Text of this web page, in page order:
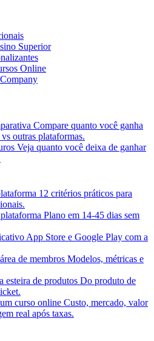
Superior
Online
Compare quanto você ganha
outras plataformas.
Veja quanto você deixa de ganhar
12 critérios práticos para
Plano em 14-45 dias sem
App Store e Google Play com a
de membros Modelos, métricas e
esteira de produtos Do produto de
curso online Custo, mercado, valor
real após taxas.